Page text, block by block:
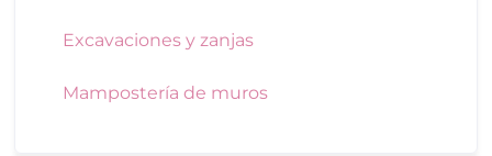
Excavaciones y zanjas
Mampostería de muros